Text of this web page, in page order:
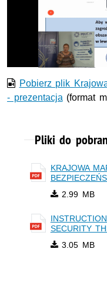
Pobierz plik
- prezentacja (format
Pliki do
KRAJOWA
2.99 MB
SECURITY
3.05 MB